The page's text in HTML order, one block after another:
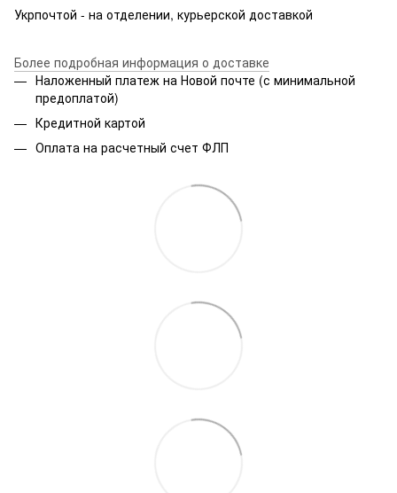
Укрпочтой - на отделении, курьерской доставкой
Более подробная информация о доставке
Наложенный платеж на Новой почте (с минимальной
предоплатой)
Кредитной картой
Оплата на расчетный счет ФЛП